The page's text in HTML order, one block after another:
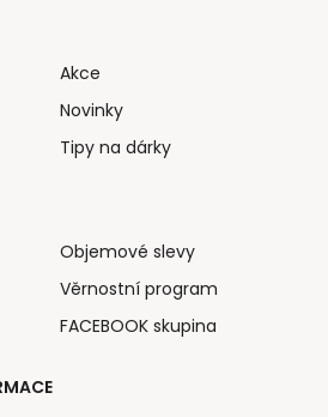
Akce
Novinky
Tipy na dárky
Objemové slevy
Věrnostní program
FACEBOOK skupina